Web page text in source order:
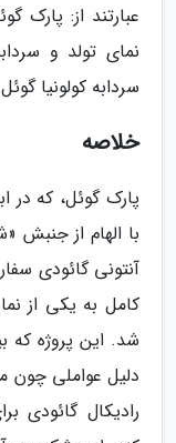
عبارتند از: پارک
نمای تولد و
سردابه کولونیا
خلاصه
پارک گوئل، که
با الهام از جنبش
آنتونی گائودی
کامل به یکی از
دلیل عواملی چون
رادیکال گائودی